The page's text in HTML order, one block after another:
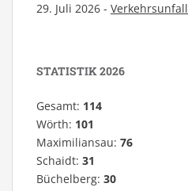
29. Juli 2026 - Verkehrsunfall
STATISTIK 2026
Gesamt: 114
Wörth: 101
Maximiliansau: 76
Schaidt: 31
Büchelberg: 30